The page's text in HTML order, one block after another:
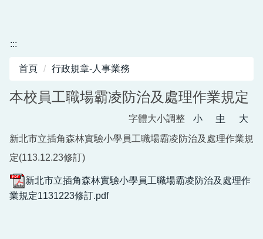
:::
首頁 行政規章-人事業務
本校員工職場霸凌防治及處理作業規定
字體大小調整 小 中
大
新北市立插角森林實驗小學員工職場霸凌防治及處理作業規
定(113.12.23修訂)
新北市立插角森林實驗小學員工職場霸凌防治及處理作
業規定1131223修訂.pdf